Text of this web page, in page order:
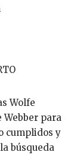
Webber para
cumplidos y
búsqueda